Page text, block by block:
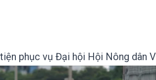
phục vụ Đại hội Hội Nông dân